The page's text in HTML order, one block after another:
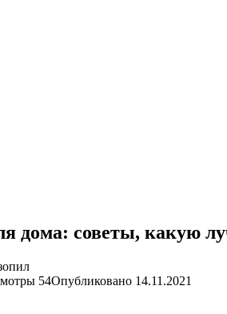
дома: советы, какую
54Опубликовано 14.11.2021